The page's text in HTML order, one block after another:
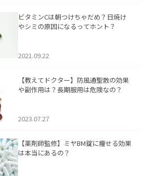
ビタミンCは朝つけちゃだめ？日焼け
やシミの原因になるってホント？
2021.09.22
【教えてドクター】防風通聖散の効果
や副作用は？長期服用は危険なの？
2023.07.27
【薬剤師監修】ミヤBM錠に痩せる効果
は本当にあるの？